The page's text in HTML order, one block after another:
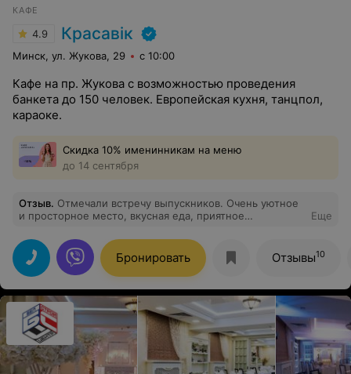
КАФЕ
4.9 Красавiк
Минск, ул. Жукова, 29 с 10:00
Кафе на пр. Жукова с возможностью проведения
банкета до 150 человек. Европейская кухня, танцпол,
караоке.
Скидка 10% именинникам на меню
до 14 сентября
Отзыв. Отмечали встречу выпускников. Очень уютное
и просторное место, вкусная еда, приятное
понравилось. Рекомендую.
Еще
Бронировать Отзывы10